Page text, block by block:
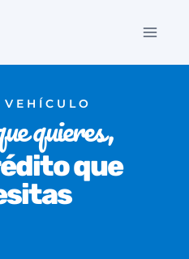
quieres,
que